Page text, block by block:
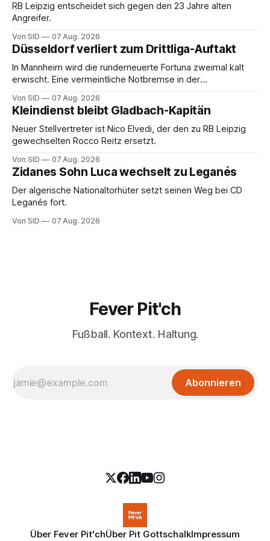
RB Leipzig entscheidet sich gegen den 23 Jahre alten
Angreifer.
Von SID 07 Aug. 2026
Düsseldorf verliert zum Drittliga-Auftakt
In Mannheim wird die runderneuerte Fortuna zweimal kalt
erwischt. Eine vermeintliche Notbremse in der
Von SID 07 Aug. 2026
Kleindienst bleibt Gladbach-Kapitän
Neuer Stellvertreter ist Nico Elvedi, der den zu RB Leipzig
gewechselten Rocco Reitz ersetzt.
Von SID 07 Aug. 2026
Zidanes Sohn Luca wechselt zu Leganés
Der algerische Nationaltorhüter setzt seinen Weg bei CD
Leganés fort.
Von SID 07 Aug. 2026
Fever Pit'ch
Fußball. Kontext. Haltung.
Abonnieren
Über Fever Pit'chÜber Pit GottschalkImpressum